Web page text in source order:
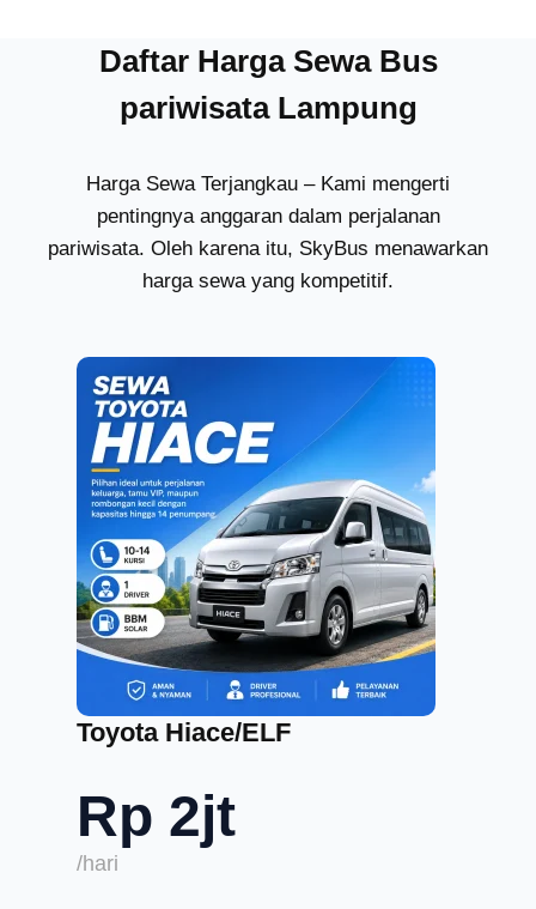
Daftar Harga Sewa Bus
pariwisata Lampung
Harga Sewa Terjangkau – Kami mengerti
pentingnya anggaran dalam perjalanan
pariwisata. Oleh karena itu, SkyBus menawarkan
harga sewa yang kompetitif.
Toyota Hiace/ELF
Rp 2jt
/hari